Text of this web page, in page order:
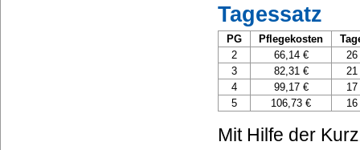
Tagessatz
PG Pflegekosten
2
66,14 €
26
3
82,31 €
21
4
99,17 €
17
5
106,73 € 16
Mit Hilfe der